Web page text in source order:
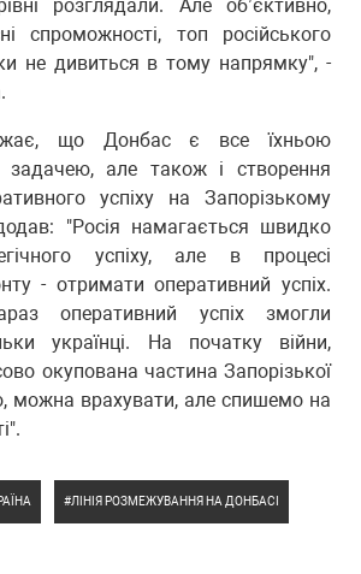
розглядали. Але об’єктивно,
спроможності, топ російського
не дивиться в тому напрямку", -
що Донбас є все їхньою
задачею, але також і створення
успіху на Запорізькому
"Росія намагається швидко
успіху, але в процесі
- отримати оперативний успіх.
оперативний успіх змогли
українці. На початку війни,
окупована частина Запорізької
можна врахувати, але спишемо на
ЛІНІЯ РОЗМЕЖУВАННЯ НА ДОНБАСІ